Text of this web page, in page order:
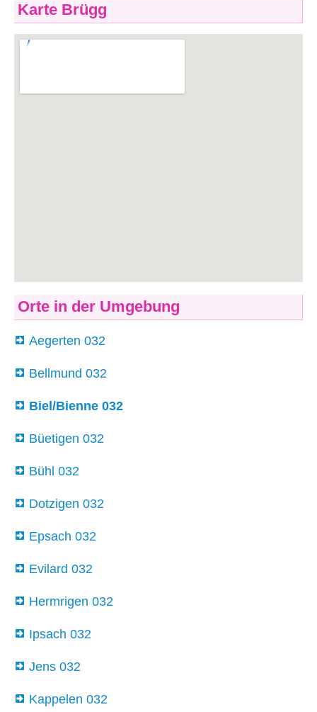
Karte Brügg
Orte in der Umgebung
Aegerten 032
Bellmund 032
Biel/Bienne 032
Büetigen 032
Bühl 032
Dotzigen 032
Epsach 032
Evilard 032
Hermrigen 032
Ipsach 032
Jens 032
Kappelen 032